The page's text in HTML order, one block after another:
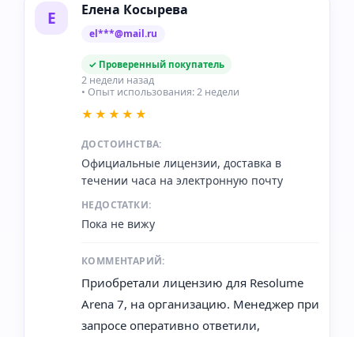
Е Елена Косырева
el***@mail.ru
✓ Проверенный покупатель
2 недели назад
• Опыт использования: 2 недели
★★★★★
ДОСТОИНСТВА:
Официальные лицензии, доставка в
течении часа на электронную почту
НЕДОСТАТКИ:
Пока не вижу
КОММЕНТАРИЙ:
Приобретали лицензию для Resolume
Arena 7, на организацию. Менеджер при
запросе оперативно ответили,